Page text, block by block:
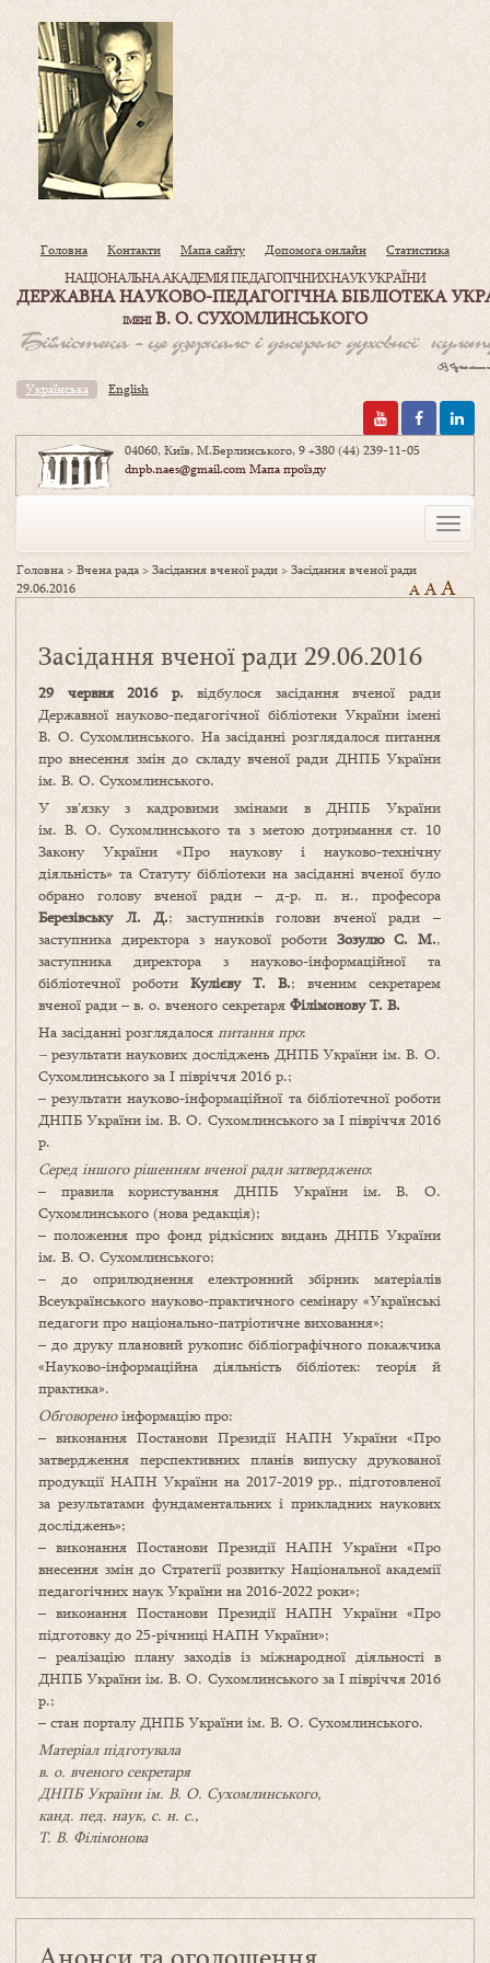
Головна Контакти Мапа сайту Допомога онлайн Статистика
НАЦІОНАЛЬНА АКАДЕМІЯ ПЕДАГОГІЧНИХ НАУК УКРАЇНИ
ДЕРЖАВНА НАУКОВО-ПЕДАГОГІЧНА БІБЛІОТЕКА
ІМЕНІВ. О. СУХОМЛИНСЬКОГО
Українська English
04060, Київ, М.Берлинського, 9+380 (44) 239-11-05
dnpb.naes@gmail.comМапа проїзду
Toggle
Головна >Вчена рада >Засідання вченої ради >Засідання вченої ради
29.06.2016
A AA
Засідання вченої ради 29.06.2016
29 червня 2016 р.відбулося засідання вченої ради
Державної науково-педагогічної бібліотеки України імені
В. О. Сухомлинського. На засіданні розглядалося питання
про внесення змін до складу вченої ради ДНПБ України
ім. В. О. Сухомлинського.
У зв’язку з кадровими змінами в ДНПБ України
ім. В. О. Сухомлинського та з метою дотримання ст. 10
Закону України «Про наукову і науково-технічну
діяльність» та Статуту бібліотеки на засіданні вченої було
обрано голову вченої ради – д-р. п. н., професора
Березівську Л. Д.; заступників голови вченої ради –
заступника директора з наукової роботи Зозулю С. М.,
заступника директора з науково-інформаційної та
бібліотечної роботи Кулієву Т. В.; вченим секретарем
вченої ради – в. о. вченого секретаря Філімонову Т. В.
На засіданні розглядалося питання про:
– результати наукових досліджень ДНПБ України ім. В. О.
Сухомлинського за І півріччя 2016 р.;
– результати науково-інформаційної та бібліотечної роботи
ДНПБ України ім. В. О. Сухомлинського за І півріччя 2016
р.
Серед іншого рішенням вченої ради затверджено:
– правила користування ДНПБ України ім. В. О.
Сухомлинського (нова редакція);
– положення про фонд рідкісних видань ДНПБ України
ім. В. О. Сухомлинського;
– до оприлюднення електронний збірник матеріалів
Всеукраїнського науково-практичного семінару «Українські
педагоги про національно-патріотичне виховання»;
– до друку плановий рукопис бібліографічного покажчика
«Науково-інформаційна діяльність бібліотек: теорія й
практика».
Обговореноінформацію про:
– виконання Постанови Президії НАПН України «Про
затвердження перспективних планів випуску друкованої
продукції НАПН України на 2017-2019 рр., підготовленої
за результатами фундаментальних і прикладних наукових
досліджень»;
– виконання Постанови Президії НАПН України «Про
внесення змін до Стратегії розвитку Національної академії
педагогічних наук України на 2016-2022 роки»;
– виконання Постанови Президії НАПН України «Про
підготовку до 25-річниці НАПН України»;
– реалізацію плану заходів із міжнародної діяльності в
ДНПБ України ім. В. О. Сухомлинського за І півріччя 2016
р.;
– стан порталу ДНПБ України ім. В. О. Сухомлинського.
Матеріал підготувала
в. о. вченого секретаря
ДНПБ України ім. В. О. Сухомлинського,
канд. пед. наук, с. н. с.,
Т. В. Філімонова